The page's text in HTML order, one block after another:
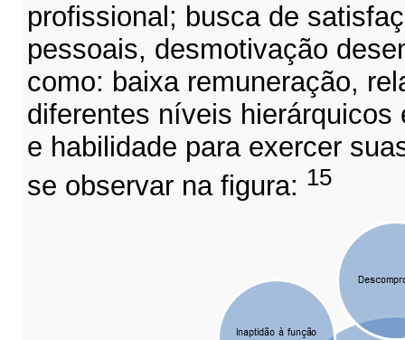
profissional; busca de
pessoais, desmotivação
como: baixa remuneração,
diferentes níveis
e habilidade para exercer
se observar na figura: 15